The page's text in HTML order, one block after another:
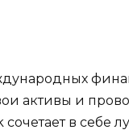
активы и
в себе